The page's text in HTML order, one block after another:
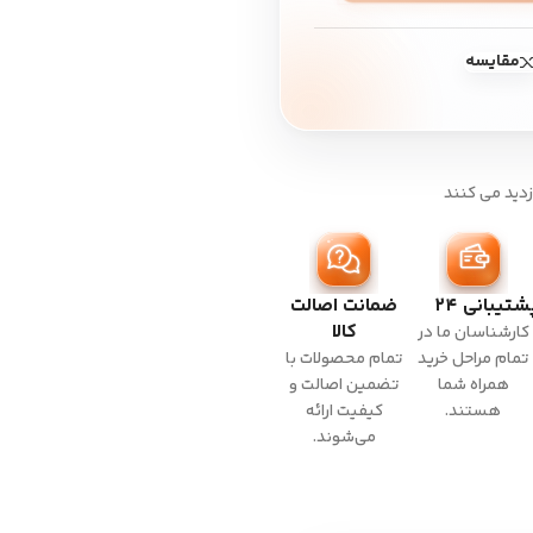
مقایسه
می کنند
۲۴
کارشناسان ما در
تمام مراحل خرید
همراه شما
هستند.
ضمانت اصالت
کالا
تمام محصولات با
تضمین اصالت و
کیفیت ارائه
می‌شوند.